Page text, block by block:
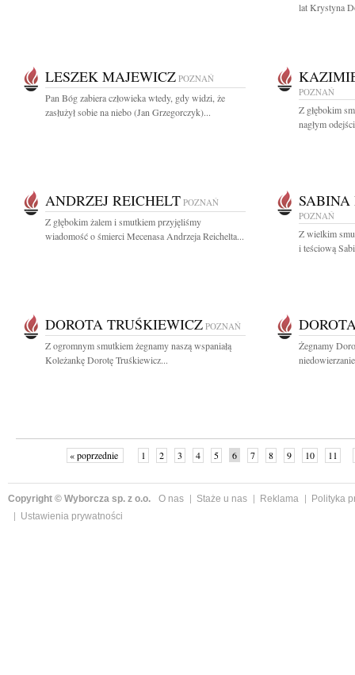
lat Krystyna
LESZEK MAJEWICZ POZNAŃ
Pan Bóg zabiera człowieka wtedy, gdy widzi, że
zasłużył sobie na niebo (Jan Grzegorczyk)...
POZNAŃ
Z głębokim
nagłym
ANDRZEJ REICHELT POZNAŃ
Z głębokim żalem i smutkiem przyjęliśmy
wiadomość o śmierci Mecenasa Andrzeja Reichelta...
SABINA
POZNAŃ
Z wielkim
i teściową
DOROTA TRUŚKIEWICZ POZNAŃ
Z ogromnym smutkiem żegnamy naszą wspaniałą
Koleżankę Dorotę Truśkiewicz...
Żegnamy
« poprzednie 1 2 3 4 5 6 7 8 9 10 11
Copyright © Wyborcza sp. z o.o. O nas Staże u nas Reklama
Polityka
Ustawienia prywatności